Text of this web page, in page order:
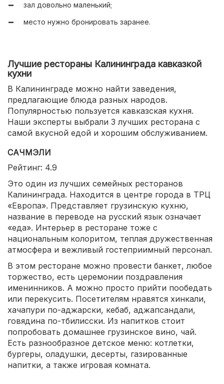
зал довольно маленький;
место нужно бронировать заранее.
Лучшие рестораны Калининграда кавказкой
кухни
В Калининграде можно найти заведения,
предлагающие блюда разных народов.
Популярностью пользуется кавказская кухня.
Наши эксперты выбрали 3 лучших ресторана с
самой вкусной едой и хорошим обслуживанием.
САЧМЭЛИ
Рейтинг: 4.9
Это один из лучших семейных ресторанов
Калининграда. Находится в центре города в ТРЦ
«Европа». Представляет грузинскую кухню,
название в переводе на русский язык означает
«еда». Интерьер в ресторане тоже с
национальным колоритом, теплая дружественная
атмосфера и вежливый гостеприимный персонал.
В этом ресторане можно провести банкет, любое
торжество, есть церемонии поздравления
именинников. А можно просто прийти пообедать
или перекусить. Посетителям нравятся хинкали,
хачапури по-аджарски, кебаб, аджапсандали,
говядина по-тбилисски. Из напитков стоит
попробовать домашнее грузинское вино, чай.
Есть разнообразное детское меню: котлетки,
бургеры, оладушки, десерты, газированные
напитки, а также игровая комната.